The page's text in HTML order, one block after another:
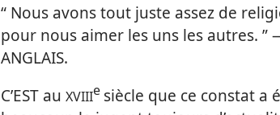
“ Nous avons tout juste assez de
pour nous aimer les uns les autres. ” —
ANGLAIS.
C’EST au XVIIIe siècle que ce constat a